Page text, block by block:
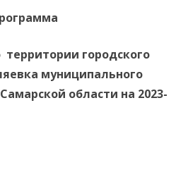
территории городского
муниципального
области на 2023-